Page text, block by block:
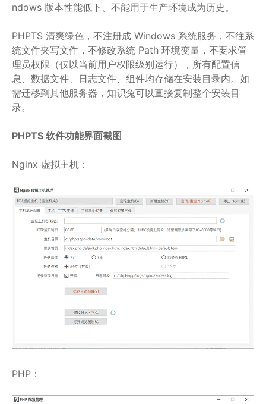
ndows 版本性能低下、不能用于生产环境成为历史。
PHPTS 清爽绿色，不注册成 Windows 系统服务，不往系
统文件夹写文件，不修改系统 Path 环境变量，不要求管
理员权限（仅以当前用户权限级别运行），所有配置信
息、数据文件、日志文件、组件均存储在安装目录内。如
需迁移到其他服务器，知识兔可以直接复制整个安装目
录。
PHPTS 软件功能界面截图
Nginx 虚拟主机：
PHP：